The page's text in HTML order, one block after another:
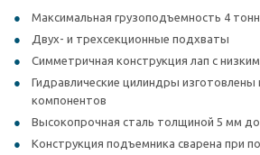
Максимальная грузоподъемность 4
Двух- и трехсекционные подхваты
Симметричная конструкция лап с
Гидравлические цилиндры изготовлены
компонентов
Высокопрочная сталь толщиной 5 мм до
Конструкция подъемника сварена при